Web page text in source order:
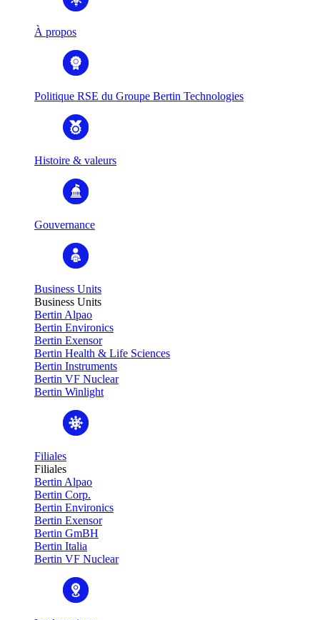
À propos
Politique RSE du Groupe Bertin Technologies
Histoire & valeurs
Gouvernance
Business Units
Business Units
Bertin Alpao
Bertin Environics
Bertin Exensor
Bertin Health & Life Sciences
Bertin Instruments
Bertin VF Nuclear
Bertin Winlight
Filiales
Filiales
Bertin Alpao
Bertin Corp.
Bertin Environics
Bertin Exensor
Bertin GmBH
Bertin Italia
Bertin VF Nuclear